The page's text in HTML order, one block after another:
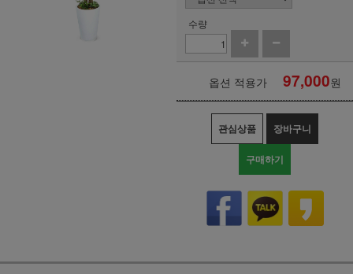
수량
옵션 적용가 97,000원
관심상품 장바구니
구매하기